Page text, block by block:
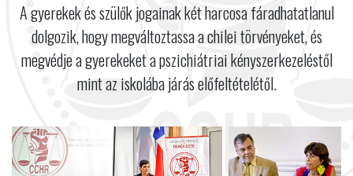
A gyerekek és szülők jogainak két harcosa fáradhatatlanul
dolgozik, hogy megváltoztassa a chilei törvényeket, és
megvédje a gyerekeket a pszichiátriai kényszerkezeléstől
mint az iskolába járás előfeltételétől.